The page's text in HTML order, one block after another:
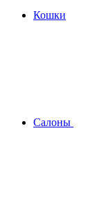
Кошки
Салоны